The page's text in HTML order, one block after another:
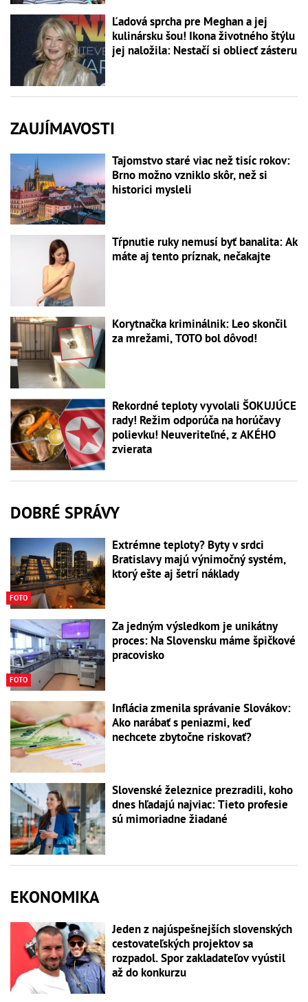
Ľadová sprcha pre Meghan a jej
kulinársku šou! Ikona životného štýlu
jej naložila: Nestačí si obliecť zásteru
ZAUJÍMAVOSTI
Tajomstvo staré viac než tisíc rokov:
Brno možno vzniklo skôr, než si
historici mysleli
Tŕpnutie ruky nemusí byť banalita: Ak
máte aj tento príznak, nečakajte
Korytnačka kriminálnik: Leo skončil
za mrežami, TOTO bol dôvod!
Rekordné teploty vyvolali ŠOKUJÚCE
rady! Režim odporúča na horúčavy
polievku! Neuveriteľné, z AKÉHO
zvierata
DOBRÉ SPRÁVY
FOTO
Extrémne teploty? Byty v srdci
Bratislavy majú výnimočný systém,
ktorý ešte aj šetrí náklady
FOTO
Za jedným výsledkom je unikátny
proces: Na Slovensku máme špičkové
pracovisko
Inflácia zmenila správanie Slovákov:
Ako narábať s peniazmi, keď
nechcete zbytočne riskovať?
Slovenské železnice prezradili, koho
dnes hľadajú najviac: Tieto profesie
sú mimoriadne žiadané
EKONOMIKA
Jeden z najúspešnejších slovenských
cestovateľských projektov sa
rozpadol. Spor zakladateľov vyústil
až do konkurzu